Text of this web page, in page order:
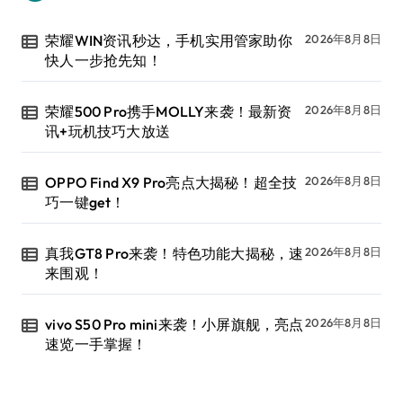
荣耀WIN资讯秒达，手机实用管家助你
快人一步抢先知！
2026年8月8日
荣耀500 Pro携手MOLLY来袭！最新资
讯+玩机技巧大放送
2026年8月8日
OPPO Find X9 Pro亮点大揭秘！超全技
巧一键get！
2026年8月8日
真我GT8 Pro来袭！特色功能大揭秘，速
来围观！
2026年8月8日
vivo S50 Pro mini来袭！小屏旗舰，亮点
速览一手掌握！
2026年8月8日